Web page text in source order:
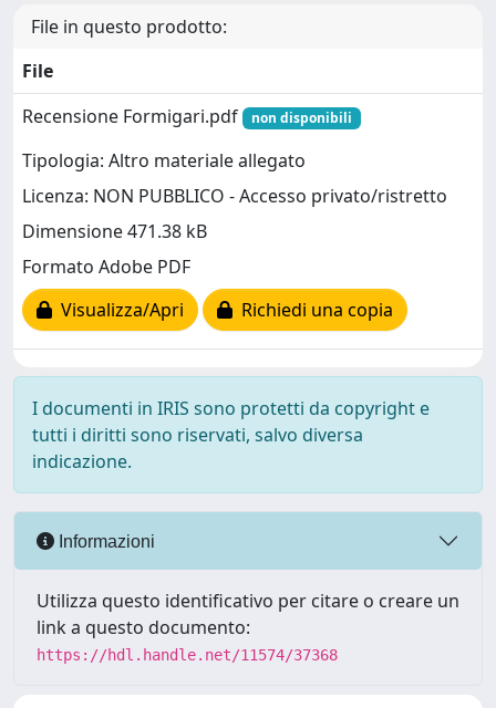
File in questo prodotto:
File
Recensione Formigari.pdf
non disponibili
Tipologia: Altro materiale allegato
Licenza: NON PUBBLICO - Accesso privato/ristretto
Dimensione 471.38 kB
Formato Adobe PDF
Visualizza/Apri
Richiedi una copia
I documenti in IRIS sono protetti da copyright e
tutti i diritti sono riservati, salvo diversa
indicazione.
Informazioni
Utilizza questo identificativo per citare o creare un
link a questo documento:
https://hdl.handle.net/11574/37368